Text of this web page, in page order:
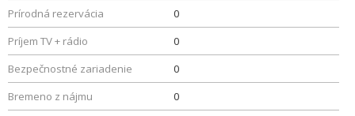
Prírodná rezervácia
0
Príjem TV + rádio
0
Bezpečnostné zariadenie
0
Bremeno z nájmu
0